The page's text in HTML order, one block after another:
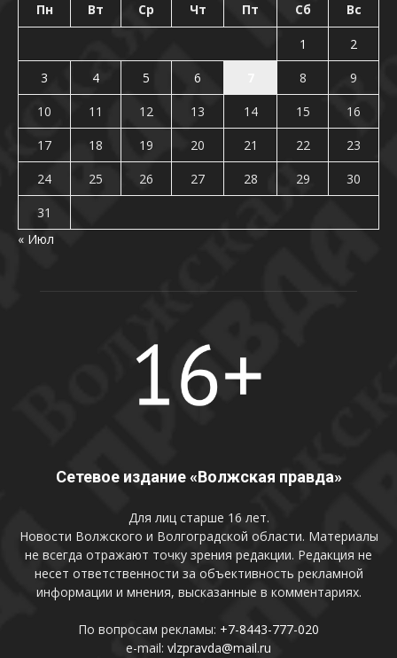
Пн Вт Ср Чт Пт Сб Вс
1
2
3
4 5 6 8
9
10
11 12 13 14 15
16
17
18 19 20 21 22
23
24
25 26 27 28 29
30
31
« Июл
Сетевое издание «Волжская правда»
Для лиц старше 16 лет.
Новости Волжского и Волгоградской области. Материалы
не всегда отражают точку зрения редакции. Редакция не
несет ответственности за объективность рекламной
информации и мнения, высказанные в комментариях.
По вопросам рекламы: +7-8443-777-020
e-mail: vlzpravda@mail.ru